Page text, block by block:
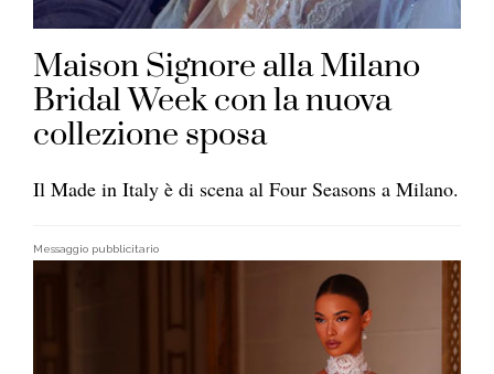
Maison Signore alla Milano
Bridal Week con la nuova
collezione sposa
Il Made in Italy è di scena al Four Seasons a Milano.
Messaggio pubblicitario